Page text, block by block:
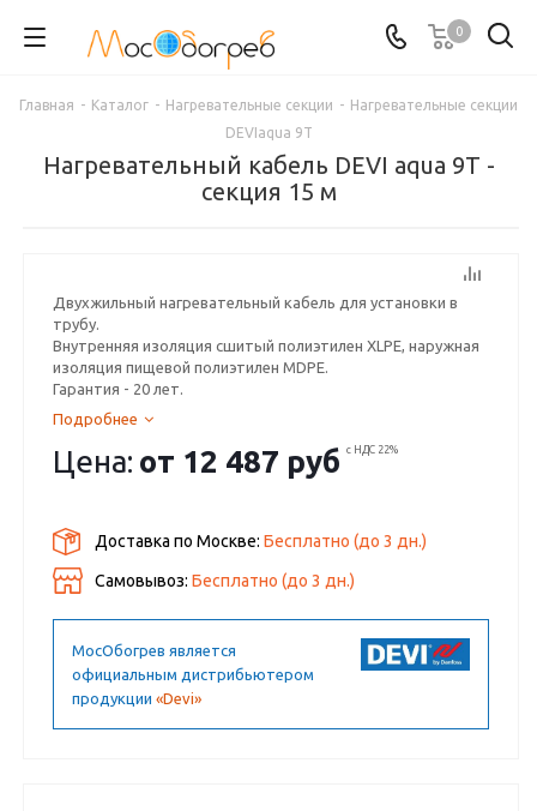
0
Главная - Каталог - Нагревательные секции - Нагревательные секции
DEVIaqua 9Т
Нагревательный кабель DEVI aqua 9T -
секция 15 м
Двухжильный нагревательный кабель для установки в
трубу.
Внутренняя изоляция сшитый полиэтилен XLPE, наружная
изоляция пищевой полиэтилен MDPE.
Гарантия - 20 лет.
Подробнее
Цена: от 12 487 руб с НДС 22%
Доставка по Москве:Бесплатно (до3 дн.)
Самовывоз:Бесплатно (до3 дн.)
МосОбогрев является
официальным дистрибьютером
продукции«Devi»